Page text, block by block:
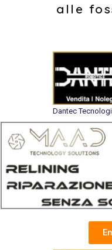
alle
Dantec